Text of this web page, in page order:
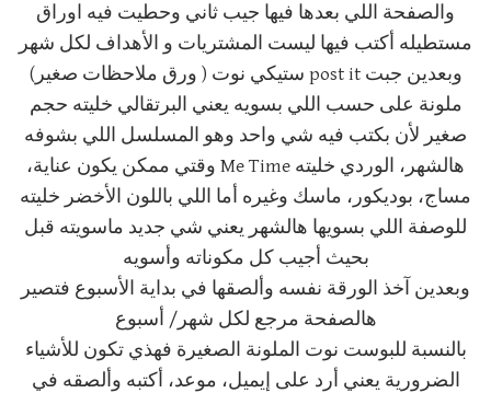
والصفحة اللي بعدها فيها جيب ثاني وحطيت فيه اوراق
مستطيله أكتب فيها ليست المشتريات و الأهداف لكل شهر
وبعدين جبت post it ستيكي نوت ( ورق ملاحظات صغير)
ملونة على حسب اللي بسويه يعني البرتقالي خليته حجم
صغير لأن بكتب فيه شي واحد وهو المسلسل اللي بشوفه
هالشهر، الوردي خليته Me Time وقتي ممكن يكون عناية،
مساج، بوديكور، ماسك وغيره أما اللي باللون الأخضر خليته
للوصفة اللي بسويها هالشهر يعني شي جديد ماسويته قبل
بحيث أجيب كل مكوناته وأسويه
وبعدين آخذ الورقة نفسه وألصقها في بداية الأسبوع فتصير
هالصفحة مرجع لكل شهر/ أسبوع
بالنسبة للبوست نوت الملونة الصغيرة فهذي تكون للأشياء
الضرورية يعني أرد على إيميل، موعد، أكتبه وألصقه في